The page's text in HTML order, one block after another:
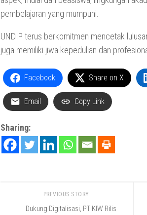
pembelajaran yang mumpuni.
UNDIP terus berkomitmen mencetak
juga memiliki jiwa kepedulian dan
Facebook Share on X
Email Copy Link
Sharing:
PREVIOUS STORY
Dukung Digitalisasi, PT KIW Rilis